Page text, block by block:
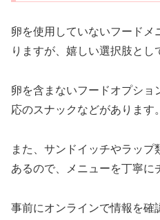
卵を使用していないフードメ
りますが、嬉しい選択肢とし
卵を含まないフードオプシ
応のスナックなどがあります。
また、サンドイッチやラッ
あるので、メニューを丁寧に
事前にオンラインで情報を確